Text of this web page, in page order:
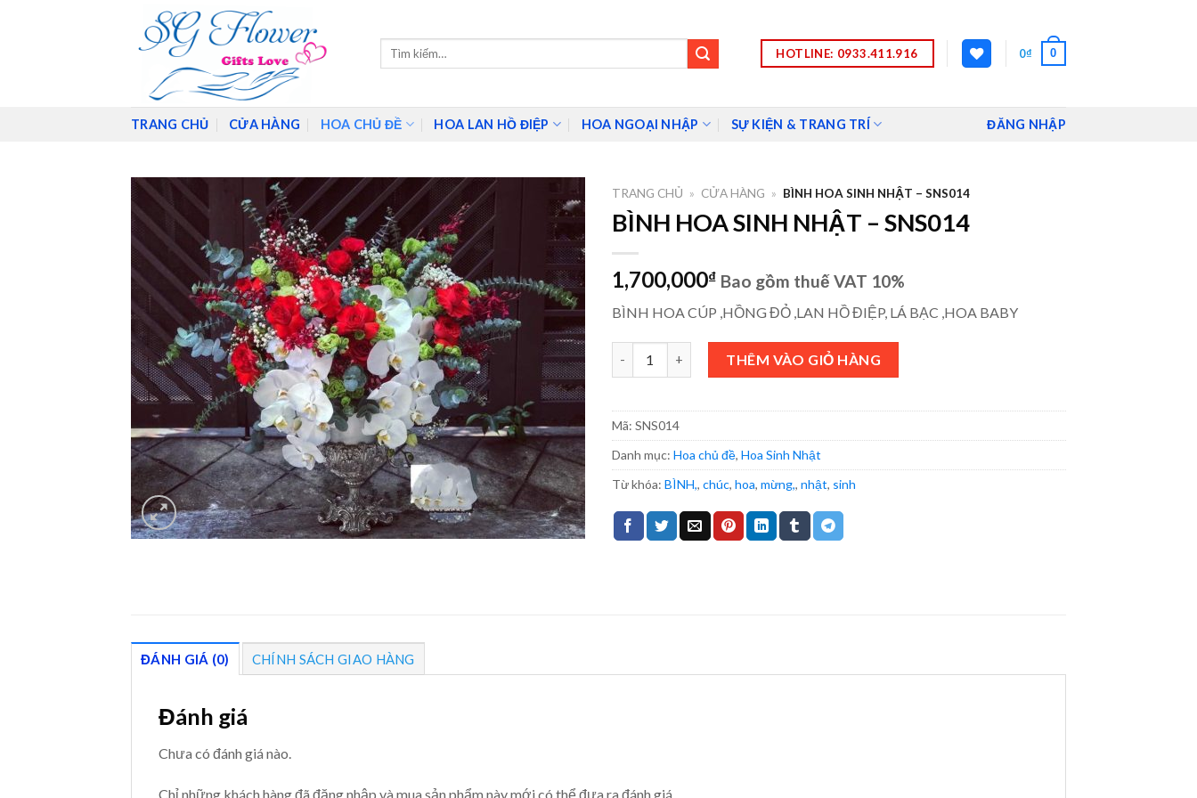
Tìm
HOTLINE: 0933.411.916 0₫ 0
TRANG CHỦ CỬA HÀNG HOA CHỦ ĐỀ HOA LAN HỒ ĐIỆP HOA NGOẠI NHẬP SỰ KIỆN & TRANG TRÍ ĐĂNG NHẬP
TRANG CHỦ » CỬA HÀNG » BÌNH HOA SINH NHẬT – SNS014
BÌNH HOA SINH NHẬT – SNS014
1,700,000₫ Bao gồm thuế VAT 10%
BÌNH HOA CÚP ,HỒNG ĐỎ ,LAN HỒ ĐIỆP, LÁ BẠC ,HOA BABY
BÌNH HOA SINH NHẬT - SNS014 số lượng
THÊM VÀO GIỎ HÀNG
Mã: SNS014
Danh mục: Hoa chủ đề, Hoa Sinh Nhật
Từ khóa: BÌNH,, chúc, hoa, mừng,, nhật, sinh
ĐÁNH GIÁ (0) CHÍNH SÁCH GIAO HÀNG
Đánh giá
Chưa có đánh giá nào.
Chỉ những khách hàng đã đăng nhập và mua sản phẩm này mới có thể đưa ra đánh giá.